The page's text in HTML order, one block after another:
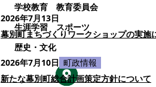
学校教育
教育委員会
生涯学習
スポーツ
歴史・文化
2026年7月13日
幕別町まちづくりワークショップの実施
2026年7月10日 町政情報
新たな幕別町総合計画策定方針について